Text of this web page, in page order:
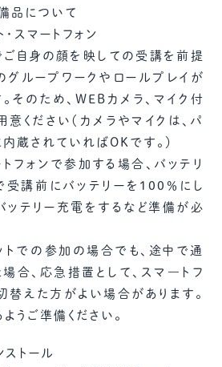
品について
・スマートフォン
ご自身の顔を映しての受講を前提
グループワークやロールプレイが
そのため、WEBカメラ、マイク付
意ください（カメラやマイクは、パ
内蔵されていればOKです。）
トフォンで参加する場合、バッテリ
講前にバッテリーを100％にし
ッテリー充電をするなど準備が必
トでの参加の場合でも、途中で通
合、応急措置として、スマ―トフ
替えた方がよい場合があります。
うご準備ください。
トール